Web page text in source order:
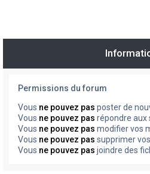
Permissions du forum
Vous ne pouvez pas poster de
Vous ne pouvez pas répondre aux
Vous ne pouvez pas modifier vos
Vous ne pouvez pas supprimer
Vous ne pouvez pas joindre des